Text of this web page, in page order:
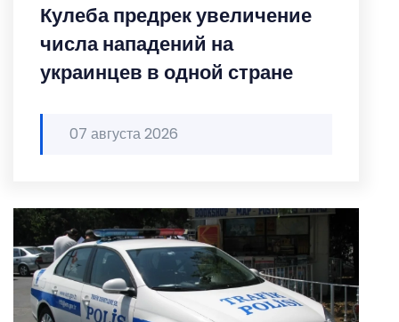
Кулеба предрек увеличение
числа нападений на
украинцев в одной стране
07 августа 2026